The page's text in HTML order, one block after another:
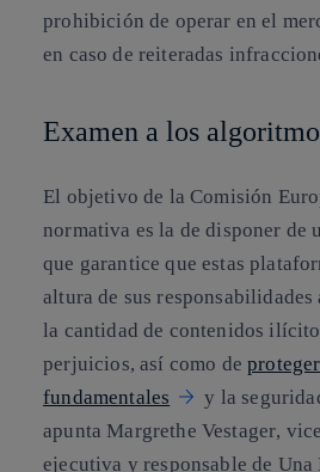
prohibición de operar en el
en caso de reiteradas
Examen a los
El objetivo de la Comisión
normativa es la de disponer de
que garantice que estas
altura de sus responsabilidades
la cantidad de contenidos
perjuicios, así como de
fundamentales
y la
apuntaMargrethe Vestager,
ejecutiva y responsable de Una